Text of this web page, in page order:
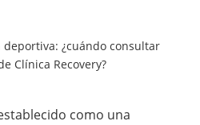
¿cuándo consultar
Clínica Recovery?
como una